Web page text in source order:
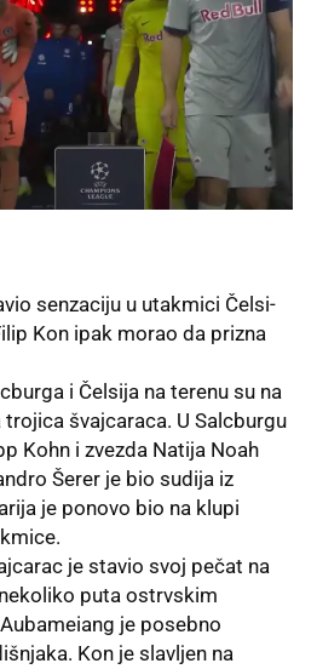
senzaciju u utakmici Čelsi-
Kon ipak morao da prizna
i Čelsija na terenu su na
švajcaraca. U Salcburgu
Kohn i zvezda Natija Noah
Šerer je bio sudija iz
je ponovo bio na klupi
je stavio svoj pečat na
puta ostrvskim
je posebno
Kon je slavljen na